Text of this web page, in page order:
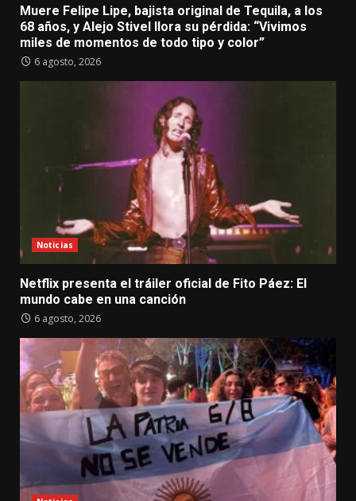
Muere Felipe Lipe, bajista original de Tequila, a los
68 años, y Alejo Stivel llora su pérdida: “Vivimos
miles de momentos de todo tipo y color”
6 agosto, 2026
Noticias
Netflix presenta el tráiler oficial de Fito Páez: El
mundo cabe en una canción
6 agosto, 2026